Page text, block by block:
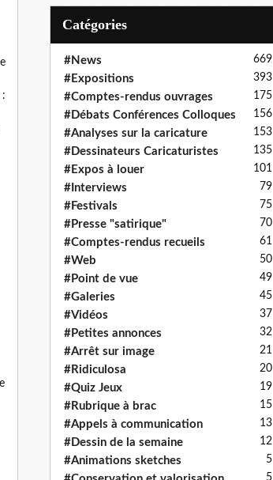
:
Catégories
#News 669
#Expositions 393
#Comptes-rendus ouvrages 175
#Débats Conférences Colloques 156
#Analyses sur la caricature 153
#Dessinateurs Caricaturistes 135
#Expos à louer 101
#Interviews 79
#Festivals 75
#Presse "satirique" 70
#Comptes-rendus recueils 61
#Web 50
#Point de vue 49
#Galeries 45
#Vidéos 37
#Petites annonces 32
#Arrêt sur image 21
#Ridiculosa 20
#Quiz Jeux 19
#Rubrique à brac 15
#Appels à communication 13
#Dessin de la semaine 12
#Animations sketches 5
5